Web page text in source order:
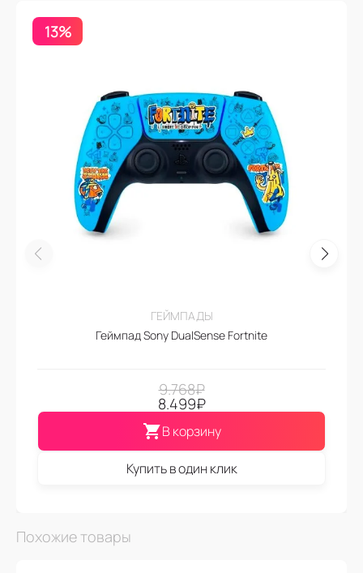
13%
ГЕЙМПАДЫ
Геймпад Sony DualSense Fortnite
9.768₽
8.499₽
В корзину
Купить в один клик
Похожие товары